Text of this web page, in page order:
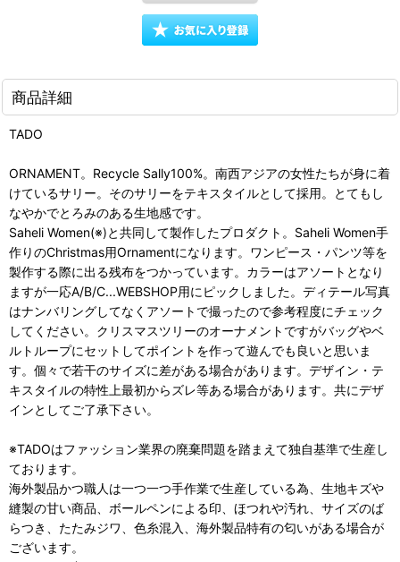
商品詳細
TADO
ORNAMENT。Recycle Sally100%。南西アジアの女性たちが身に着
けているサリー。そのサリーをテキスタイルとして採用。とてもし
なやかでとろみのある生地感です。
Saheli Women(※)と共同して製作したプロダクト。Saheli Women手
作りのChristmas用Ornamentになります。ワンピース・パンツ等を
製作する際に出る残布をつかっています。カラーはアソートとなり
ますが一応A/B/C...WEBSHOP用にピックしました。ディテール写真
はナンバリングしてなくアソートで撮ったので参考程度にチェック
してください。クリスマスツリーのオーナメントですがバッグやベ
ルトループにセットしてポイントを作って遊んでも良いと思いま
す。個々で若干のサイズに差がある場合があります。デザイン・テ
キスタイルの特性上最初からズレ等ある場合があります。共にデザ
インとしてご了承下さい。
※TADOはファッション業界の廃棄問題を踏まえて独自基準で生産し
ております。
海外製品かつ職人は一つ一つ手作業で生産している為、生地キズや
縫製の甘い商品、ボールペンによる印、ほつれや汚れ、サイズのば
らつき、たたみジワ、色糸混入、海外製品特有の匂いがある場合が
ございます。